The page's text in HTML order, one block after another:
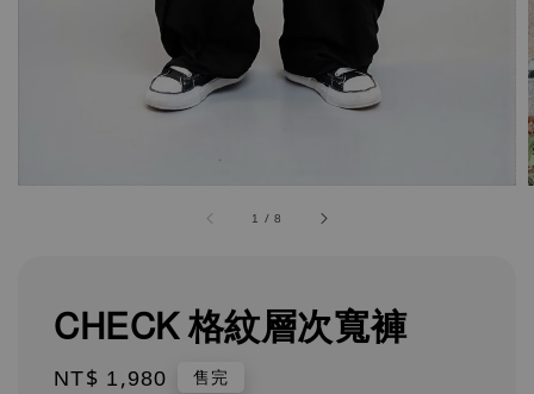
1 /8
CHECK 格紋層次寬褲
Regular
NT$ 1,980 售完